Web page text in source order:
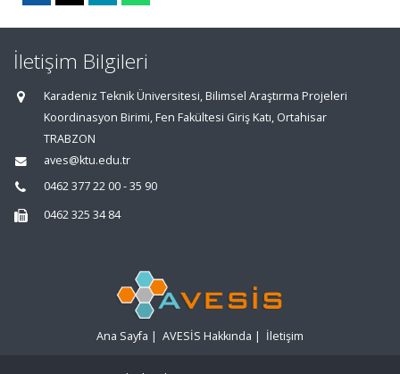
İletişim Bilgileri
Karadeniz Teknik Üniversitesi, Bilimsel Araştırma Projeleri
Koordinasyon Birimi, Fen Fakültesi Giriş Katı, Ortahisar
TRABZON
aves@ktu.edu.tr
0462 377 22 00 - 35 90
0462 325 34 84
Ana Sayfa | AVESİS Hakkında | İletişim